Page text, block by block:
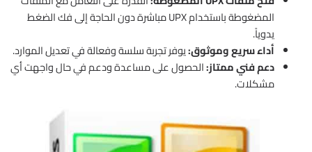
المضغوطة باستخدام UPX مباشرة دون الحاجة إلى فك الضغط
يدوياً.
أداء سريع وموثوق:يوفر تجربة سلسة وفعالة في تعديل الموارد.
دعم فني ممتاز:الحصول على مساعدة ودعم في حال واجهت أي
مشكلات.